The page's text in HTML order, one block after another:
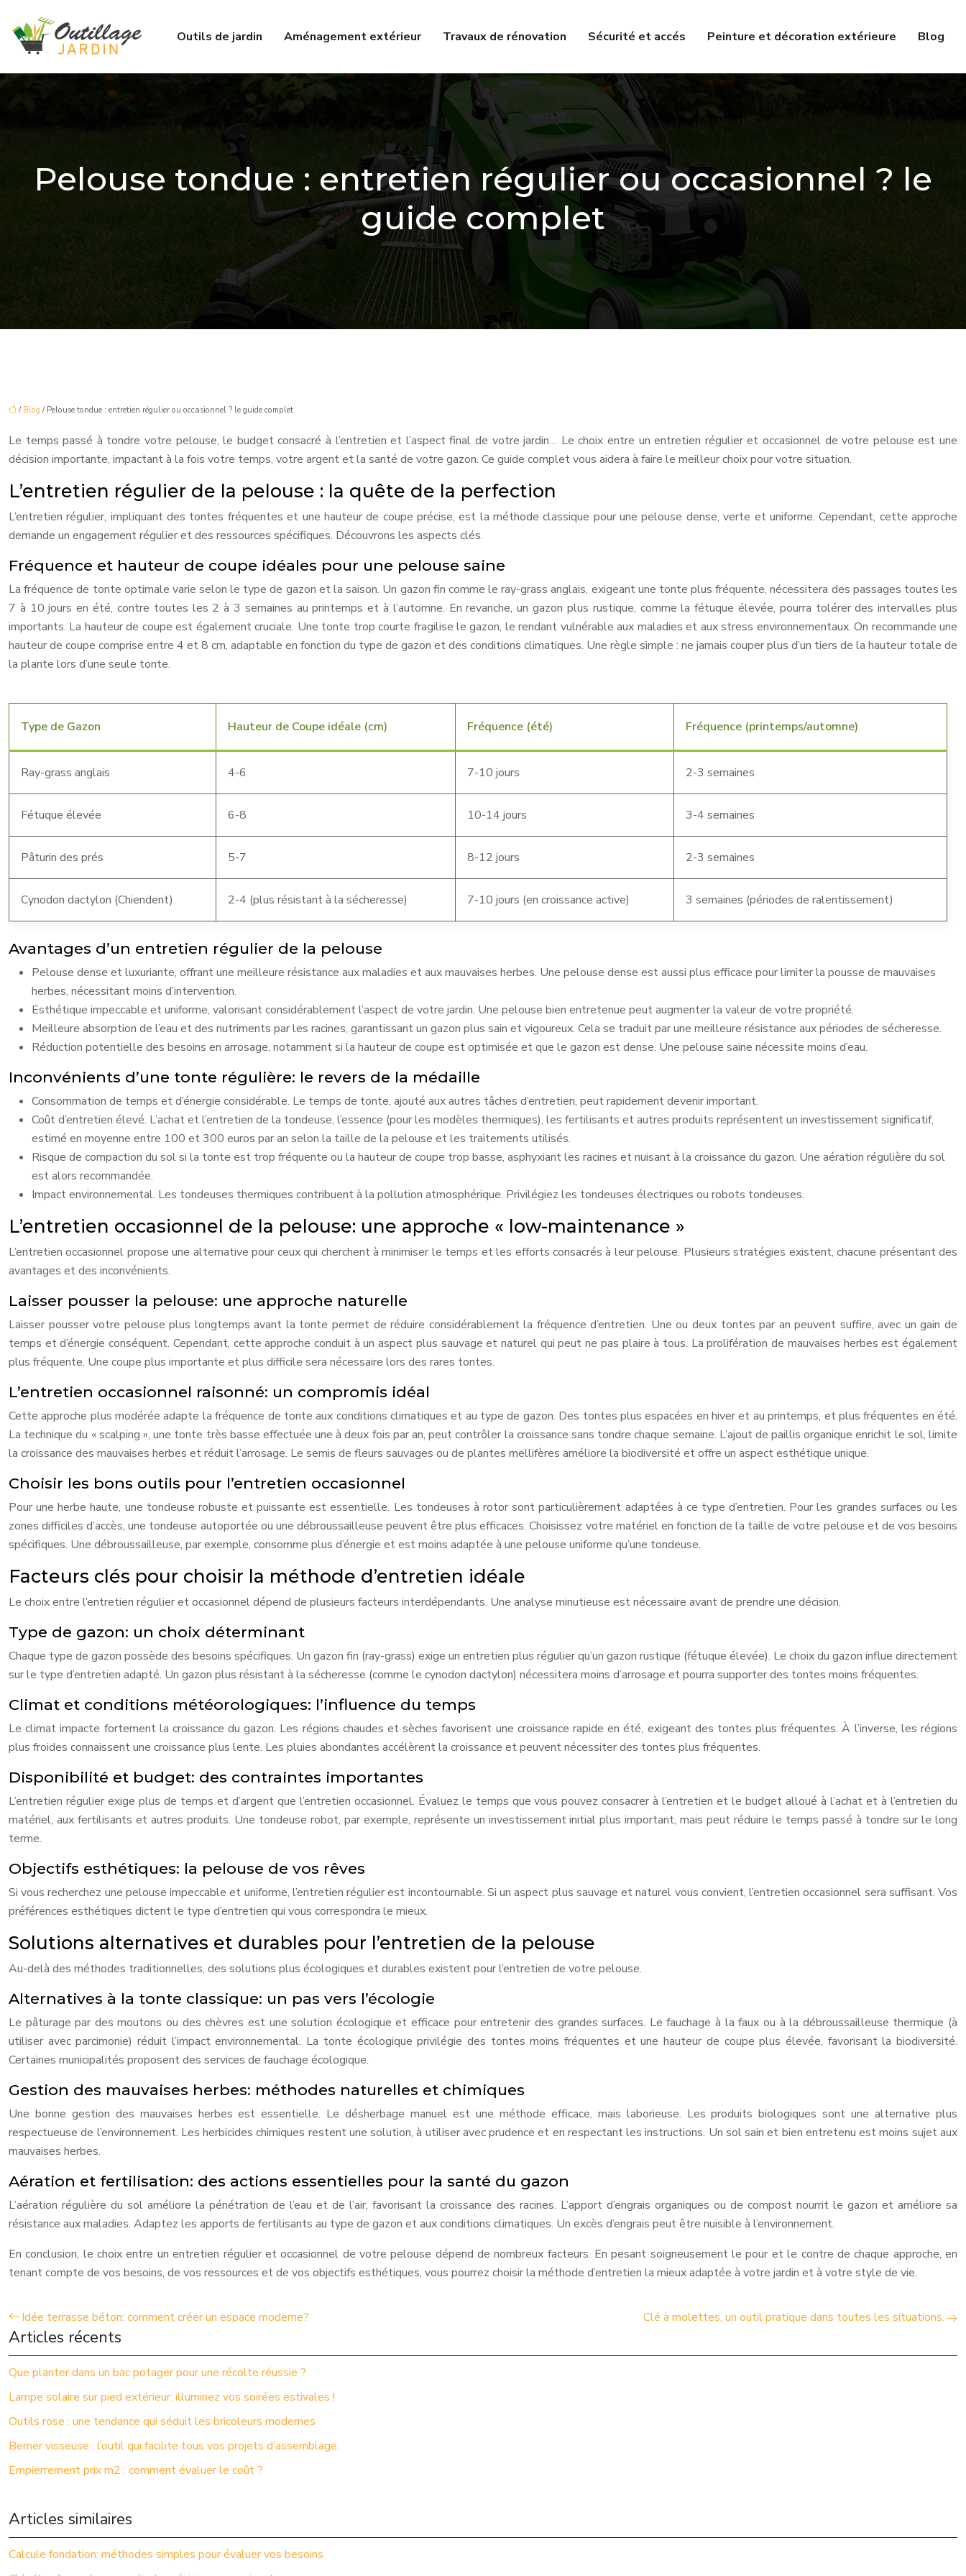
Outils de jardin Aménagement extérieur Travaux de rénovation Sécurité et accés Peinture et décoration extérieure Blog
Pelouse tondue : entretien régulier ou occasionnel ? le
guide complet
/ Blog / Pelouse tondue : entretien régulier ou occasionnel ? le guide complet
Le temps passé à tondre votre pelouse, le budget consacré à l’entretien et l’aspect final de votre jardin… Le choix entre un entretien régulier et occasionnel de votre pelouse est une
décision importante, impactant à la fois votre temps, votre argent et la santé de votre gazon. Ce guide complet vous aidera à faire le meilleur choix pour votre situation.
L’entretien régulier de la pelouse : la quête de la perfection
L’entretien régulier, impliquant des tontes fréquentes et une hauteur de coupe précise, est la méthode classique pour une pelouse dense, verte et uniforme. Cependant, cette approche
demande un engagement régulier et des ressources spécifiques. Découvrons les aspects clés.
Fréquence et hauteur de coupe idéales pour une pelouse saine
La fréquence de tonte optimale varie selon le type de gazon et la saison. Un gazon fin comme le ray-grass anglais, exigeant une tonte plus fréquente, nécessitera des passages toutes les
7 à 10 jours en été, contre toutes les 2 à 3 semaines au printemps et à l’automne. En revanche, un gazon plus rustique, comme la fétuque élevée, pourra tolérer des intervalles plus
importants. La hauteur de coupe est également cruciale. Une tonte trop courte fragilise le gazon, le rendant vulnérable aux maladies et aux stress environnementaux. On recommande une
hauteur de coupe comprise entre 4 et 8 cm, adaptable en fonction du type de gazon et des conditions climatiques. Une règle simple : ne jamais couper plus d’un tiers de la hauteur totale de
la plante lors d’une seule tonte.
Type de Gazon Hauteur de Coupe idéale (cm) Fréquence (été) Fréquence (printemps/automne)
Ray-grass anglais 4-6 7-10 jours 2-3 semaines
Fétuque élevée 6-8 10-14 jours 3-4 semaines
Pâturin des prés 5-7 8-12 jours 2-3 semaines
Cynodon dactylon (Chiendent) 2-4 (plus résistant à la sécheresse) 7-10 jours (en croissance active) 3 semaines (périodes de ralentissement)
Avantages d’un entretien régulier de la pelouse
Pelouse dense et luxuriante, offrant une meilleure résistance aux maladies et aux mauvaises herbes. Une pelouse dense est aussi plus efficace pour limiter la pousse de mauvaises
herbes, nécessitant moins d’intervention.
Esthétique impeccable et uniforme, valorisant considérablement l’aspect de votre jardin. Une pelouse bien entretenue peut augmenter la valeur de votre propriété.
Meilleure absorption de l’eau et des nutriments par les racines, garantissant un gazon plus sain et vigoureux. Cela se traduit par une meilleure résistance aux périodes de sécheresse.
Réduction potentielle des besoins en arrosage, notamment si la hauteur de coupe est optimisée et que le gazon est dense. Une pelouse saine nécessite moins d’eau.
Inconvénients d’une tonte régulière: le revers de la médaille
Consommation de temps et d’énergie considérable. Le temps de tonte, ajouté aux autres tâches d’entretien, peut rapidement devenir important.
Coût d’entretien élevé. L’achat et l’entretien de la tondeuse, l’essence (pour les modèles thermiques), les fertilisants et autres produits représentent un investissement significatif,
estimé en moyenne entre 100 et 300 euros par an selon la taille de la pelouse et les traitements utilisés.
Risque de compaction du sol si la tonte est trop fréquente ou la hauteur de coupe trop basse, asphyxiant les racines et nuisant à la croissance du gazon. Une aération régulière du sol
est alors recommandée.
Impact environnemental. Les tondeuses thermiques contribuent à la pollution atmosphérique. Privilégiez les tondeuses électriques ou robots tondeuses.
L’entretien occasionnel de la pelouse: une approche « low-maintenance »
L’entretien occasionnel propose une alternative pour ceux qui cherchent à minimiser le temps et les efforts consacrés à leur pelouse. Plusieurs stratégies existent, chacune présentant des
avantages et des inconvénients.
Laisser pousser la pelouse: une approche naturelle
Laisser pousser votre pelouse plus longtemps avant la tonte permet de réduire considérablement la fréquence d’entretien. Une ou deux tontes par an peuvent suffire, avec un gain de
temps et d’énergie conséquent. Cependant, cette approche conduit à un aspect plus sauvage et naturel qui peut ne pas plaire à tous. La prolifération de mauvaises herbes est également
plus fréquente. Une coupe plus importante et plus difficile sera nécessaire lors des rares tontes.
L’entretien occasionnel raisonné: un compromis idéal
Cette approche plus modérée adapte la fréquence de tonte aux conditions climatiques et au type de gazon. Des tontes plus espacées en hiver et au printemps, et plus fréquentes en été.
La technique du « scalping », une tonte très basse effectuée une à deux fois par an, peut contrôler la croissance sans tondre chaque semaine. L’ajout de paillis organique enrichit le sol, limite
la croissance des mauvaises herbes et réduit l’arrosage. Le semis de fleurs sauvages ou de plantes mellifères améliore la biodiversité et offre un aspect esthétique unique.
Choisir les bons outils pour l’entretien occasionnel
Pour une herbe haute, une tondeuse robuste et puissante est essentielle. Les tondeuses à rotor sont particulièrement adaptées à ce type d’entretien. Pour les grandes surfaces ou les
zones difficiles d’accès, une tondeuse autoportée ou une débroussailleuse peuvent être plus efficaces. Choisissez votre matériel en fonction de la taille de votre pelouse et de vos besoins
spécifiques. Une débroussailleuse, par exemple, consomme plus d’énergie et est moins adaptée à une pelouse uniforme qu’une tondeuse.
Facteurs clés pour choisir la méthode d’entretien idéale
Le choix entre l’entretien régulier et occasionnel dépend de plusieurs facteurs interdépendants. Une analyse minutieuse est nécessaire avant de prendre une décision.
Type de gazon: un choix déterminant
Chaque type de gazon possède des besoins spécifiques. Un gazon fin (ray-grass) exige un entretien plus régulier qu’un gazon rustique (fétuque élevée). Le choix du gazon influe directement
sur le type d’entretien adapté. Un gazon plus résistant à la sécheresse (comme le cynodon dactylon) nécessitera moins d’arrosage et pourra supporter des tontes moins fréquentes.
Climat et conditions météorologiques: l’influence du temps
Le climat impacte fortement la croissance du gazon. Les régions chaudes et sèches favorisent une croissance rapide en été, exigeant des tontes plus fréquentes. À l’inverse, les régions
plus froides connaissent une croissance plus lente. Les pluies abondantes accélèrent la croissance et peuvent nécessiter des tontes plus fréquentes.
Disponibilité et budget: des contraintes importantes
L’entretien régulier exige plus de temps et d’argent que l’entretien occasionnel. Évaluez le temps que vous pouvez consacrer à l’entretien et le budget alloué à l’achat et à l’entretien du
matériel, aux fertilisants et autres produits. Une tondeuse robot, par exemple, représente un investissement initial plus important, mais peut réduire le temps passé à tondre sur le long
terme.
Objectifs esthétiques: la pelouse de vos rêves
Si vous recherchez une pelouse impeccable et uniforme, l’entretien régulier est incontournable. Si un aspect plus sauvage et naturel vous convient, l’entretien occasionnel sera suffisant. Vos
préférences esthétiques dictent le type d’entretien qui vous correspondra le mieux.
Solutions alternatives et durables pour l’entretien de la pelouse
Au-delà des méthodes traditionnelles, des solutions plus écologiques et durables existent pour l’entretien de votre pelouse.
Alternatives à la tonte classique: un pas vers l’écologie
Le pâturage par des moutons ou des chèvres est une solution écologique et efficace pour entretenir des grandes surfaces. Le fauchage à la faux ou à la débroussailleuse thermique (à
utiliser avec parcimonie) réduit l’impact environnemental. La tonte écologique privilégie des tontes moins fréquentes et une hauteur de coupe plus élevée, favorisant la biodiversité.
Certaines municipalités proposent des services de fauchage écologique.
Gestion des mauvaises herbes: méthodes naturelles et chimiques
Une bonne gestion des mauvaises herbes est essentielle. Le désherbage manuel est une méthode efficace, mais laborieuse. Les produits biologiques sont une alternative plus
respectueuse de l’environnement. Les herbicides chimiques restent une solution, à utiliser avec prudence et en respectant les instructions. Un sol sain et bien entretenu est moins sujet aux
mauvaises herbes.
Aération et fertilisation: des actions essentielles pour la santé du gazon
L’aération régulière du sol améliore la pénétration de l’eau et de l’air, favorisant la croissance des racines. L’apport d’engrais organiques ou de compost nourrit le gazon et améliore sa
résistance aux maladies. Adaptez les apports de fertilisants au type de gazon et aux conditions climatiques. Un excès d’engrais peut être nuisible à l’environnement.
En conclusion, le choix entre un entretien régulier et occasionnel de votre pelouse dépend de nombreux facteurs. En pesant soigneusement le pour et le contre de chaque approche, en
tenant compte de vos besoins, de vos ressources et de vos objectifs esthétiques, vous pourrez choisir la méthode d’entretien la mieux adaptée à votre jardin et à votre style de vie.
Idée terrasse béton: comment créer un espace moderne? Clé à molettes, un outil pratique dans toutes les situations.
Articles récents
Que planter dans un bac potager pour une récolte réussie ?
Lampe solaire sur pied extérieur: illuminez vos soirées estivales !
Outils rose : une tendance qui séduit les bricoleurs modernes
Berner visseuse : l’outil qui facilite tous vos projets d’assemblage.
Empierrement prix m2 : comment évaluer le coût ?
Articles similaires
Calcule fondation: méthodes simples pour évaluer vos besoins